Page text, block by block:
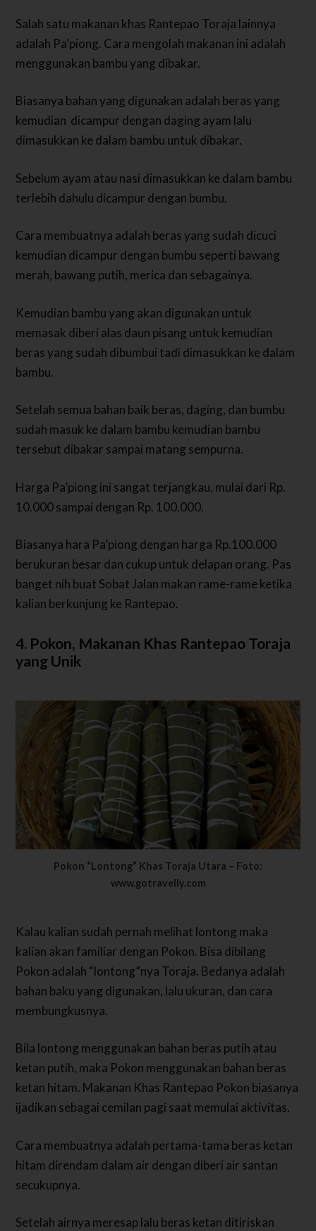
Salah satu makanan khas Rantepao Toraja lainnya
adalah Pa’piong. Cara mengolah makanan ini adalah
menggunakan bambu yang dibakar.
Biasanya bahan yang digunakan adalah beras yang
kemudian dicampur dengan daging ayam lalu
dimasukkan ke dalam bambu untuk dibakar.
Sebelum ayam atau nasi dimasukkan ke dalam bambu
terlebih dahulu dicampur dengan bumbu.
Cara membuatnya adalah beras yang sudah dicuci
kemudian dicampur dengan bumbu seperti bawang
merah, bawang putih, merica dan sebagainya.
Kemudian bambu yang akan digunakan untuk
memasak diberi alas daun pisang untuk kemudian
beras yang sudah dibumbui tadi dimasukkan ke dalam
bambu.
Setelah semua bahan baik beras, daging, dan bumbu
sudah masuk ke dalam bambu kemudian bambu
tersebut dibakar sampai matang sempurna.
Harga Pa’piong ini sangat terjangkau, mulai dari Rp.
10.000 sampai dengan Rp. 100.000.
Biasanya hara Pa’piong dengan harga Rp.100.000
berukuran besar dan cukup untuk delapan orang. Pas
banget nih buat Sobat Jalan makan rame-rame ketika
kalian berkunjung ke Rantepao.
4. Pokon, Makanan Khas Rantepao Toraja
yang Unik
Pokon “Lontong” Khas Toraja Utara – Foto:
www.gotravelly.com
Kalau kalian sudah pernah melihat lontong maka
kalian akan familiar dengan Pokon. Bisa dibilang
Pokon adalah “lontong”nya Toraja. Bedanya adalah
bahan baku yang digunakan, lalu ukuran, dan cara
membungkusnya.
Bila lontong menggunakan bahan beras putih atau
ketan putih, maka Pokon menggunakan bahan beras
ketan hitam. Makanan Khas Rantepao Pokon biasanya
ijadikan sebagai cemilan pagi saat memulai aktivitas.
Cara membuatnya adalah pertama-tama beras ketan
hitam direndam dalam air dengan diberi air santan
secukupnya.
Setelah airnya meresap lalu beras ketan ditiriskan